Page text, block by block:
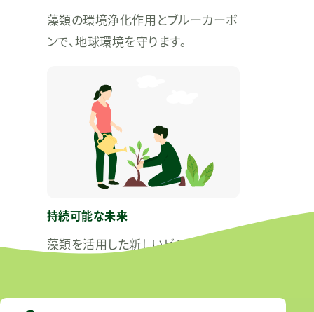
藻類の環境浄化作用とブルーカーボ
ンで、地球環境を守ります。
持続可能な未来
藻類を活用した新しいビジネスモデ